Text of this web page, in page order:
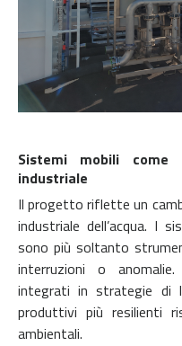
Sistemi mobili come
industriale
Il progetto riflette un
industriale dell’acqua. I
sono più soltanto
interruzioni o
integrati in strategie di
produttivi più resilienti
ambientali.